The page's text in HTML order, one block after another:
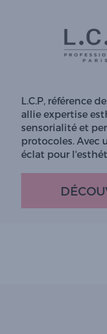
L.C.P, référence
allie expertise
sensorialité et
protocoles. Avec
éclat pour